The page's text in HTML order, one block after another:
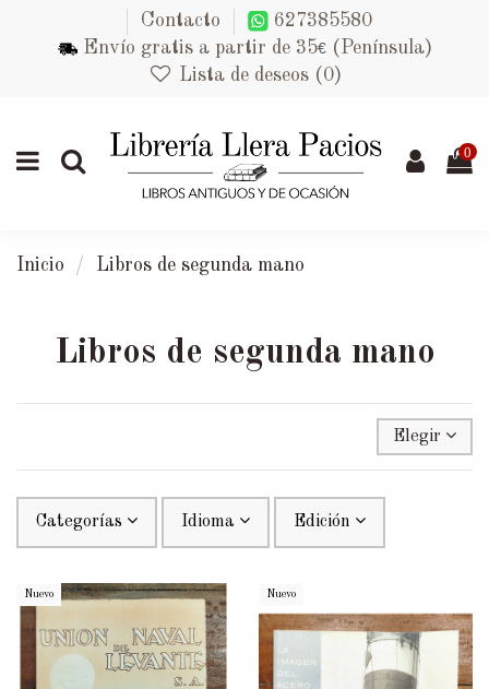
Contacto
627385580
Envío gratis a partir de 35€(Península)
Lista de deseos (0)
0
Inicio Libros de segunda mano
Libros de segunda mano
Elegir
Categorías Idioma Edición
Nuevo Nuevo